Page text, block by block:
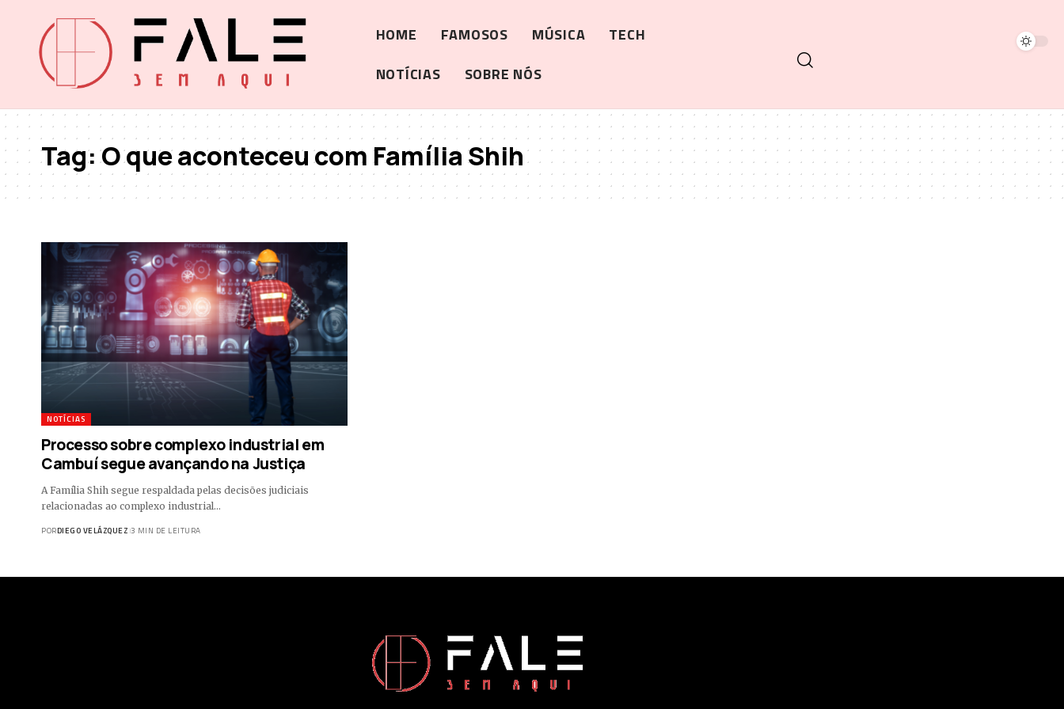
HOME FAMOSOS MÚSICA
TECH
NOTÍCIAS
SOBRE NÓS
Tag:O que aconteceu com Família Shih
NOTÍCIAS
Processo sobre complexo industrial em
Cambuí segue avançando na Justiça
A Família Shih segue respaldada pelas decisões judiciais
relacionadas ao complexo industrial…
PORDIEGO VELÁZQUEZ 3 MIN DE LEITURA